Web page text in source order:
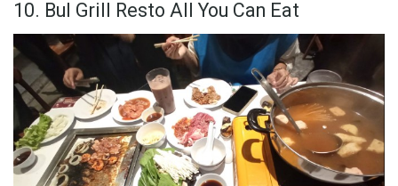
10. Bul Grill Resto All You Can Eat